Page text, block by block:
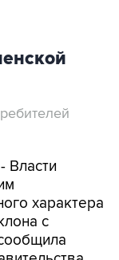
Власти
характера
с